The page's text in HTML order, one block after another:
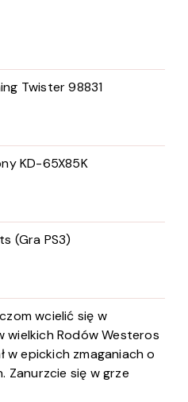
Twister 98831
KD-65X85K
(Gra PS3)
wcielić się w
wielkich Rodów Westeros
w epickich zmaganiach o
Zanurzcie się w grze